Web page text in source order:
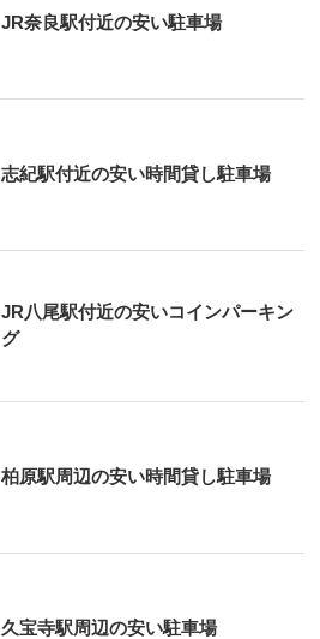
JR奈良駅付近の安い駐車場
志紀駅付近の安い時間貸し駐車場
JR八尾駅付近の安いコインパーキン
グ
柏原駅周辺の安い時間貸し駐車場
久宝寺駅周辺の安い駐車場